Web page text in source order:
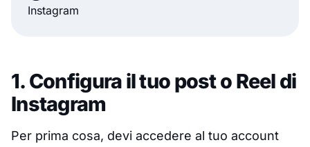
Instagram
1. Configura il tuo post o Reel di
Instagram
Per prima cosa, devi accedere al tuo account